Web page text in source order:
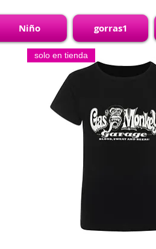
solo en tienda
Niño gorras1